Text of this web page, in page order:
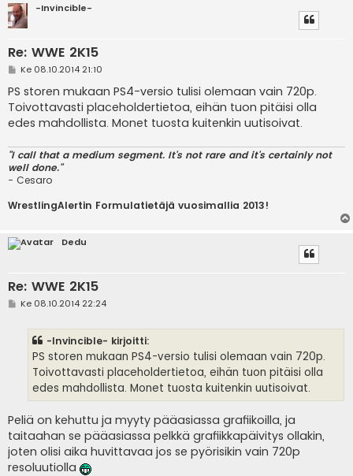
-Invincible-
Re: WWE 2K15
V
e
s
t
i
Ke 08.10.2014 21:10
PS storen mukaan PS4-versio tulisi olemaan vain 720p.
Toivottavasti placeholdertietoa, eihän tuon pitäisi olla
edes mahdollista. Monet tuosta kuitenkin uutisoivat.
"I call that a medium segment. It's not rare and it's certainly not
well done."
- Cesaro
WrestlingAlertin Formulatietäjä vuosimallia 2013!
Dedu
Re: WWE 2K15
VKe 08.10.2014 22:24
-Invincible- kirjoitti:
PS storen mukaan PS4-versio tulisi olemaan vain 720p.
Toivottavasti placeholdertietoa, eihän tuon pitäisi olla
edes mahdollista. Monet tuosta kuitenkin uutisoivat.
Peliä on kehuttu ja myyty pääasiassa grafiikoilla, ja
taitaahan se pääasiassa pelkkä grafiikkapäivitys ollakin,
joten olisi aika huvittavaa jos se pyörisikin vain 720p
resoluutiolla